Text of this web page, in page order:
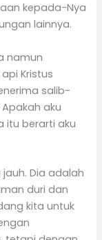
kepada-Nya
lainnya.
namun
Kristus
salib-
aku
itu berarti aku
Dia adalah
duri dan
kita untuk